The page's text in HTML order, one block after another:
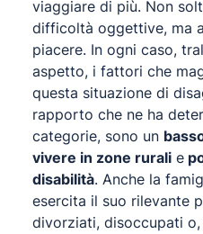
viaggiare di più. Non
difficoltà oggettive, ma
piacere. In ogni caso,
aspetto, i fattori che
questa situazione di
rapporto che ne ha
categorie, sono un
vivere in zone rurali e
disabilità. Anche la
esercita il suo rilevante
divorziati, disoccupati